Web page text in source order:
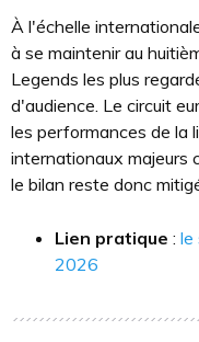
À l'échelle
à se maintenir au
Legends les plus
d'audience. Le circuit
les performances de la
internationaux majeurs
le bilan reste donc
Lien pratique : le
2026